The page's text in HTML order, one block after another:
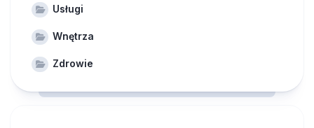
Usługi
Wnętrza
Zdrowie